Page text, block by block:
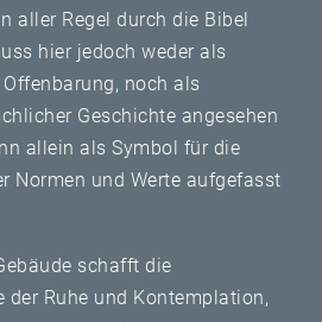
aller Regel durch die Bibel
hier jedoch weder als
noch als
Geschichte angesehen
allein als Symbol für die
Normen und Werte aufgefasst
schafft die
der Ruhe und Kontemplation,